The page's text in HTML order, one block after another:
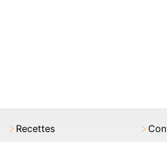
Recettes